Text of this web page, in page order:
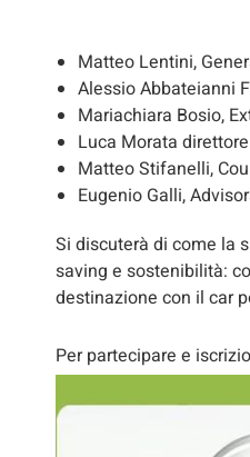
Matteo Lentini,
Alessio Abbateianni
Mariachiara Bosio,
Luca Morata
Matteo Stifanelli,
Eugenio Galli,
Si discuterà di come la
saving e sostenibilità:
destinazione con il car
Per partecipare e